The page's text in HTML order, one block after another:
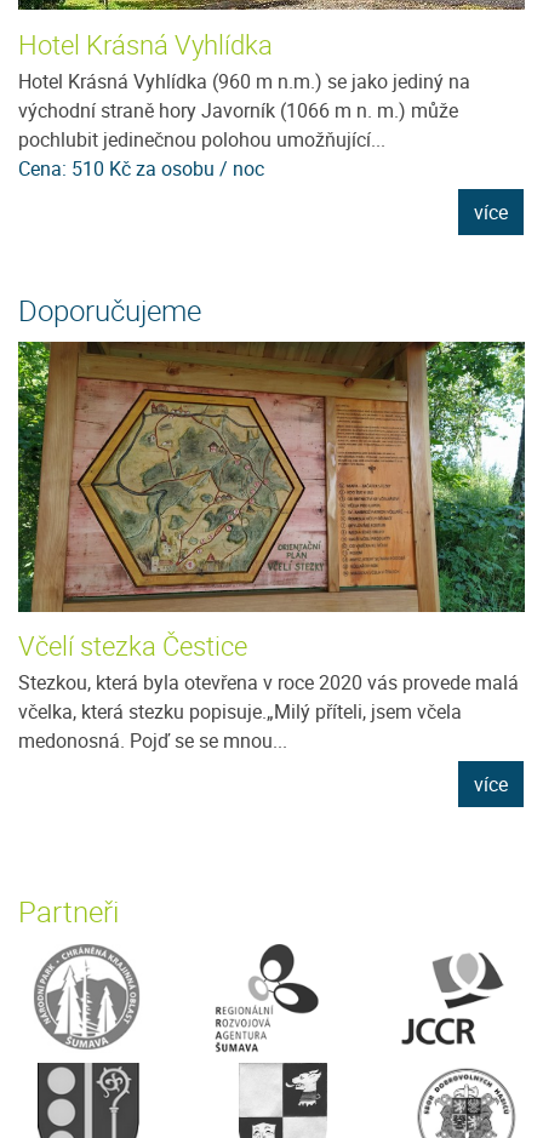
Hotel Krásná Vyhlídka
Hotel Krásná Vyhlídka (960 m n.m.) se jako jediný na
východní straně hory Javorník (1066 m n. m.) může
pochlubit jedinečnou polohou umožňující...
Cena: 510 Kč za osobu / noc
více
Doporučujeme
Včelí stezka Čestice
Stezkou, která byla otevřena v roce 2020 vás provede malá
včelka, která stezku popisuje.„Milý příteli, jsem včela
medonosná. Pojď se se mnou...
více
Partneři